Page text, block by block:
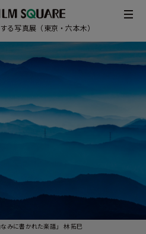
る写真展（東京・六本木）
みに書かれた楽譜」 林 拓巳